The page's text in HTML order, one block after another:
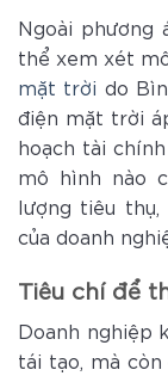
Ngoài phương
thể xem xét
mặt trời do
điện mặt trời
hoạch tài
mô hình nào
lượng tiêu
của doanh
Tiêu chí để
Doanh nghiệp
tái tạo, mà